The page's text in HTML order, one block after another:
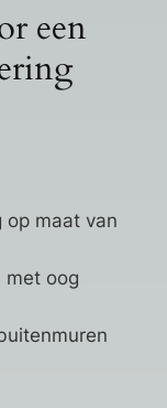
een
op maat van
met oog